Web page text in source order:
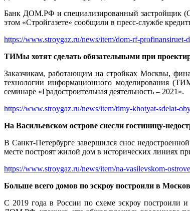
Банк ДОМ.РФ и специализированный застройщик
этом «Стройгазете» сообщили в пресс-службе
https://www.stroygaz.ru/news/item/dom-rf-
ТИМы хотят сделать обязательными при
Заказчикам, работающим на стройках Москвы,
технологии информационного моделирования
семинаре «Градостроительная деятельность – 2021».
https://www.stroygaz.ru/news/item/timy-khotyat-sdelat-
На Васильевском острове снесли гостиницу-
В Санкт-Петербурге завершился снос
месте построят жилой дом в исторических линиях
https://www.stroygaz.ru/news/item/na-vasilevskom-
Больше всего домов по эскроу построили в
С 2019 года в России по схеме эскроу построили